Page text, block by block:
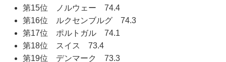
第15位 ノルウェー 74.4
第16位 ルクセンブルグ 74.3
第17位 ポルトガル 74.1
第18位 スイス 73.4
第19位 デンマーク 73.3